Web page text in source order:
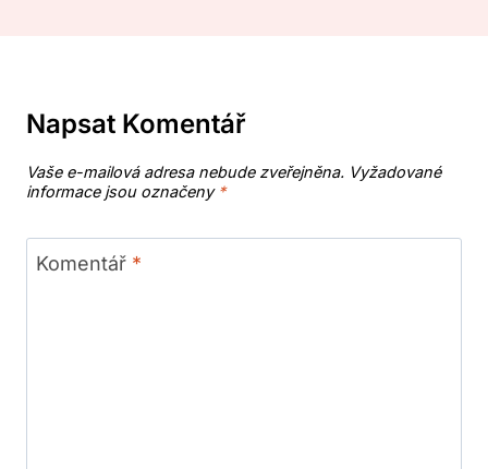
Napsat Komentář
Vaše e-mailová adresa nebude zveřejněna. Vyžadované
informace jsou označeny *
Komentář *